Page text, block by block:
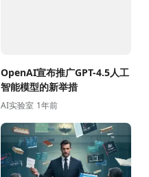
OpenAI宣布推广GPT-4.5人工
智能模型的新举措
AI实验室 1年前